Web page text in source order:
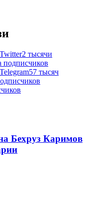
Twitter2 тысячи
подписчиков
Telegram57 тысяч
Бехруз Каримов